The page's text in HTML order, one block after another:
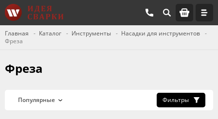
Главная Каталог Инструменты
Насадки для инструментов
Фреза
Фреза
Фильтры